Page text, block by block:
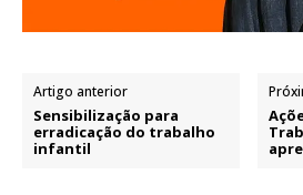
Artigo anterior
Sensibilização para
erradicação do trabalho
infantil